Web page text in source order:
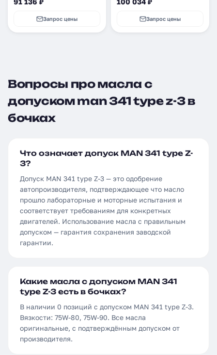
Запрос цены Запрос цены
Вопросы про масла с
допуском man 341 type z-3 в
бочках
Что означает допуск MAN 341 type Z-
3?
Допуск MAN 341 type Z-3 — это одобрение
автопроизводителя, подтверждающее что масло
прошло лабораторные и моторные испытания и
соответствует требованиям для конкретных
двигателей. Использование масла с правильным
допуском — гарантия сохранения заводской
гарантии.
Какие масла с допуском MAN 341
type Z-3 есть в бочках?
В наличии 0 позиций с допуском MAN 341 type Z-3.
Вязкости: 75W-80, 75W-90. Все масла
оригинальные, с подтверждённым допуском от
производителя.